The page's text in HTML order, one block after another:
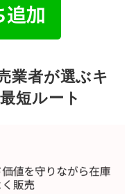
業者が選ぶキ
短ルート